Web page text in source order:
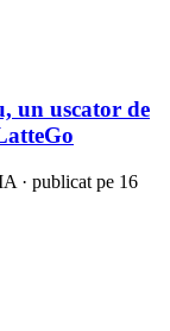
un uscator de
· publicat pe 16